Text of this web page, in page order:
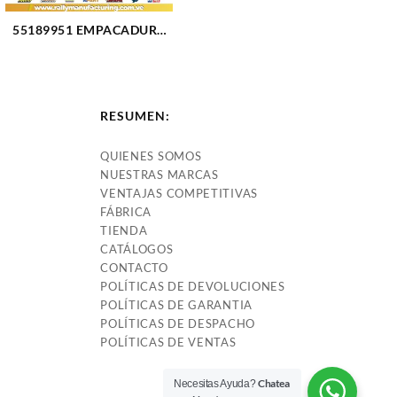
55189951 EMPACADURA
RESUMEN:
QUIENES SOMOS
NUESTRAS MARCAS
VENTAJAS COMPETITIVAS
FÁBRICA
TIENDA
CATÁLOGOS
CONTACTO
POLÍTICAS DE DEVOLUCIONES
POLÍTICAS DE GARANTIA
POLÍTICAS DE DESPACHO
POLÍTICAS DE VENTAS
Necesitas Ayuda?Chatea